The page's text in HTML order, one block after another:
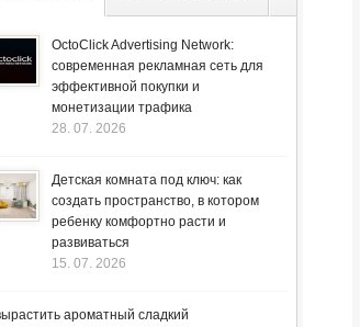
OctoClick Advertising Network:
современная рекламная сеть для
эффективной покупки и
монетизации трафика
28. 07. 2026
Детская комната под ключ: как
создать пространство, в котором
ребенку комфортно расти и
развиваться
15. 07. 2026
ароматный сладкий